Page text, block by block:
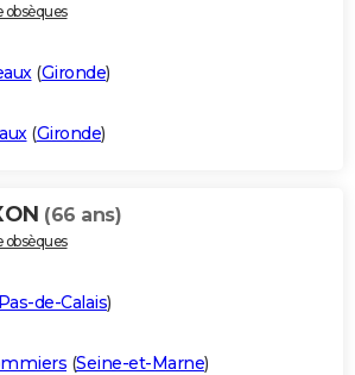
(Gironde)
(Gironde)
(66 ans)
de-Calais)
(Seine-et-Marne)